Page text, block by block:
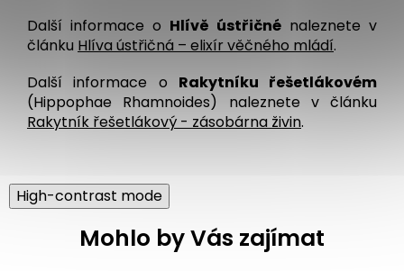
Další informace o Hlívě ústřičné naleznete v
článku Hlíva ústřičná – elixír věčného mládí.
Další informace o Rakytníku řešetlákovém
(Hippophae Rhamnoides) naleznete v článku
Rakytník řešetlákový - zásobárna živin.
High-contrast mode
Mohlo by Vás zajímat